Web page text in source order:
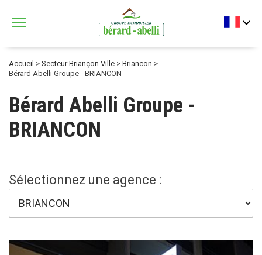
Accueil > Secteur Briançon Ville > Briancon >
Bérard Abelli Groupe - BRIANCON
Bérard Abelli Groupe -
BRIANCON
Sélectionnez une agence :